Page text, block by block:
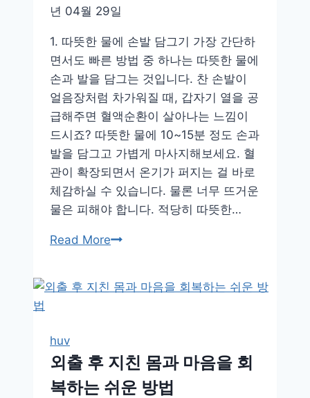
년 04월 29일
1. 따뜻한 물에 손발 담그기 가장 간단하
면서도 빠른 방법 중 하나는 따뜻한 물에
손과 발을 담그는 것입니다. 찬 손발이
얼음장처럼 차가워질 때, 갑자기 열을 공
급해주면 혈액순환이 살아나는 느낌이
드시죠? 따뜻한 물에 10~15분 정도 손과
발을 담그고 가볍게 마사지해보세요. 혈
관이 확장되면서 온기가 퍼지는 걸 바로
체감하실 수 있습니다. 물론 너무 뜨거운
물은 피해야 합니다. 적당히 따뜻한…
Read More겨
도
게!
손
huv
외출 후 지친 몸과 마음을 회
복하는 쉬운 방법